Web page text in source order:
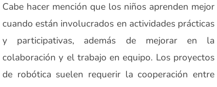
Cabe hacer mención que los niños aprenden mejor
cuando están involucrados en actividades prácticas
y participativas, además de mejorar en la
colaboración y el trabajo en equipo. Los proyectos
de robótica suelen requerir la cooperación entre